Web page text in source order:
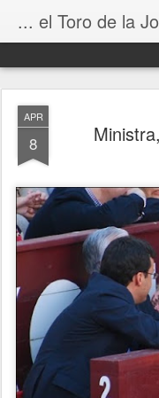
... el Toro de la
APR
8